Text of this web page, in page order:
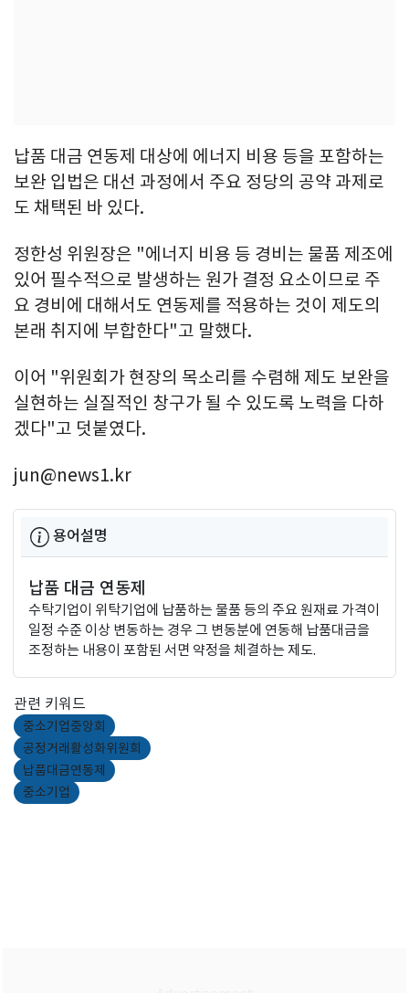
납품 대금 연동제 대상에 에너지 비용 등을 포함하는
보완 입법은 대선 과정에서 주요 정당의 공약 과제로
도 채택된 바 있다.
정한성 위원장은 "에너지 비용 등 경비는 물품 제조에
있어 필수적으로 발생하는 원가 결정 요소이므로 주
요 경비에 대해서도 연동제를 적용하는 것이 제도의
본래 취지에 부합한다"고 말했다.
이어 "위원회가 현장의 목소리를 수렴해 제도 보완을
실현하는 실질적인 창구가 될 수 있도록 노력을 다하
겠다"고 덧붙였다.
jun@news1.kr
용어설명
납품 대금 연동제
수탁기업이 위탁기업에 납품하는 물품 등의 주요 원재료 가격이
일정 수준 이상 변동하는 경우 그 변동분에 연동해 납품대금을
조정하는 내용이 포함된 서면 약정을 체결하는 제도.
관련 키워드
중소기업중앙회
공정거래활성화위원회
납품대금연동제
중소기업